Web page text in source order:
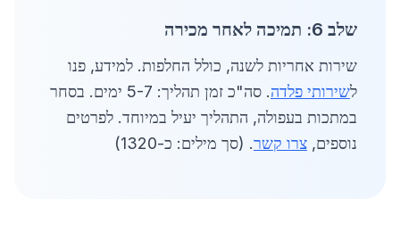
שלב 6: תמיכה לאחר מכירה
שירות אחריות לשנה, כולל החלפות. למידע, פנו
לשירותי פלדה
. סה"כ זמן תהליך: 5-7 ימים. בסחר
במתכות בעפולה, התהליך יעיל במיוחד. לפרטים
נוספים, צרו קשר. (סך מילים: כ-1320)